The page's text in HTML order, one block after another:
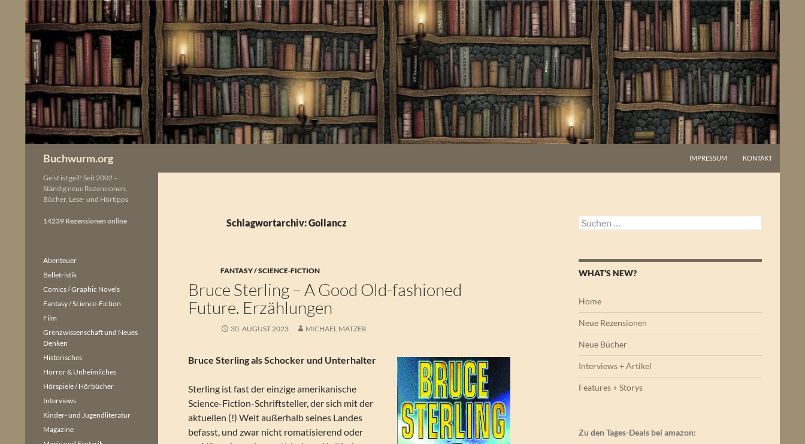
springen
Buchwurm.org IMPRESSUM KONTAKT
Schlagwortarchiv: Gollancz
FANTASY / SCIENCE-FICTION
Bruce Sterling – A Good Old-fashioned
Future. Erzählungen
30. AUGUST 2023 MICHAEL MATZER
Bruce Sterling als Schocker und Unterhalter
Sterling ist fast der einzige amerikanische
Science-Fiction-Schriftsteller, der sich mit der
aktuellen (!) Welt außerhalb seines Landes
befasst, und zwar nicht romatisierend oder
Suchen
nach:
WHAT’S NEW?
Home
Neue Rezensionen
Neue Bücher
Interviews + Artikel
Features + Storys
Zu den Tages-Deals bei amazon:
Geist ist geil! Seit 2002 –
Ständig neue Rezensionen,
Bücher, Lese- und Hörtipps
14239 Rezensionen online
Abenteuer
Belletristik
Comics / Graphic Novels
Fantasy / Science-Fiction
Film
Grenzwissenschaft und Neues
Denken
Historisches
Horror & Unheimliches
Hörspiele / Hörbücher
Interviews
Kinder- und Jugendliteratur
Magazine